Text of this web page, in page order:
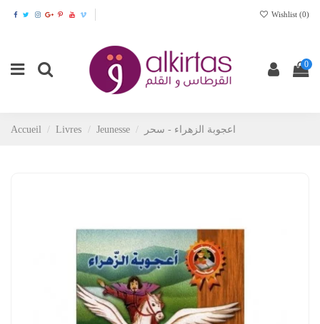
Wishlist (0)
0
Accueil Livres Jeunesse اعجوبة الزهراء - سحر